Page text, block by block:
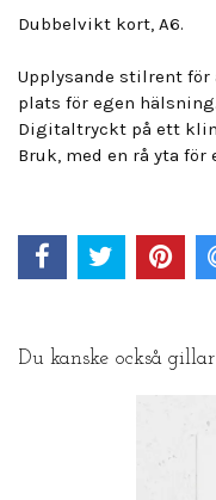
Dubbelvikt kort, A6.
Upplysande stilrent
plats för egen hälsning.
Digitaltryckt på ett
Bruk, med en rå yta
Du kanske också gillar